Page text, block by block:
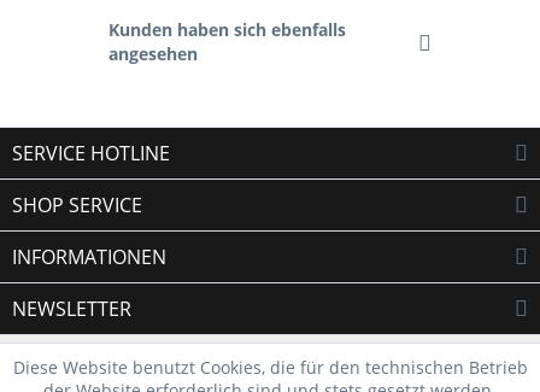
Kunden haben sich ebenfalls
angesehen
SERVICE HOTLINE
SHOP SERVICE
INFORMATIONEN
NEWSLETTER
Diese Website benutzt Cookies, die für den technischen Betrieb